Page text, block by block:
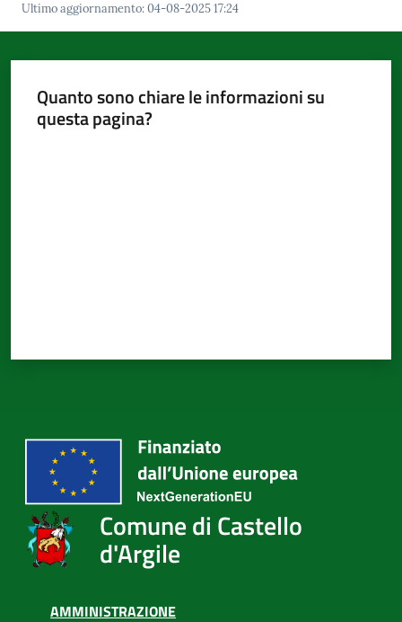
Ultimo aggiornamento:04-08-2025 17:24
Quanto sono chiare le informazioni su
questa pagina?
Comune di Castello
d'Argile
AMMINISTRAZIONE